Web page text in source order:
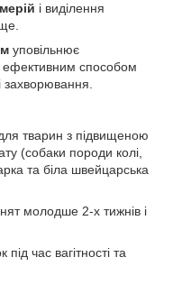
і виділення
уповільнює
способом
захворювання.
тварин з підвищеною
(собаки породи колі,
та біла швейцарська
молодше 2-х тижнів і
час вагітності та